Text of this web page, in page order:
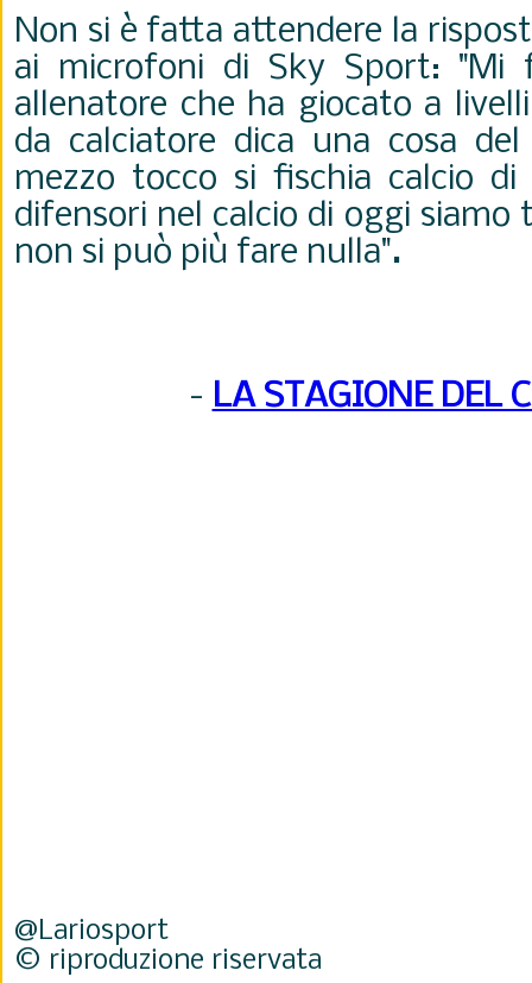
Non si è fatta attendere la
ai microfoni di Sky Sport: "Mi
allenatore che ha giocato a
da calciatore dica una cosa
mezzo tocco si fischia calcio
difensori nel calcio di oggi siamo
non si può più fare nulla".
- LA STAGIONE DEL
@Lariosport
© riproduzione riservata